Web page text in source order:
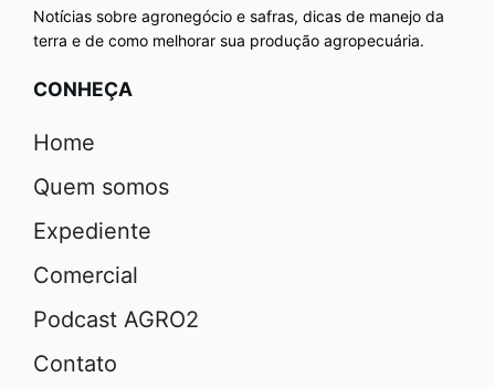
Notícias sobre agronegócio e safras, dicas de manejo da
terra e de como melhorar sua produção agropecuária.
CONHEÇA
Home
Quem somos
Expediente
Comercial
Podcast AGRO2
Contato